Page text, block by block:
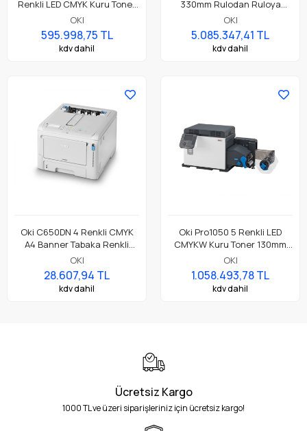
Renkli LED CMYK Kuru Toner
130mm Rulo Etiket Yazıcı
OKI
595.998,75 TL
kdv dahil
330mm Rulodan Ruloya
Etiket ve Karton Yazıcı
OKI
5.085.347,41 TL
kdv dahil
Oki C650DN 4 Renkli CMYK
A4 Banner Tabaka Renkli
Etiket Yazıcı
OKI
28.607,94 TL
kdv dahil
Oki Pro1050 5 Renkli LED
CMYKW Kuru Toner 130mm
Rulo Etiket Yazıcı
OKI
1.058.493,78 TL
kdv dahil
Ücretsiz Kargo
1000 TL ve üzeri siparişleriniz için ücretsiz kargo!